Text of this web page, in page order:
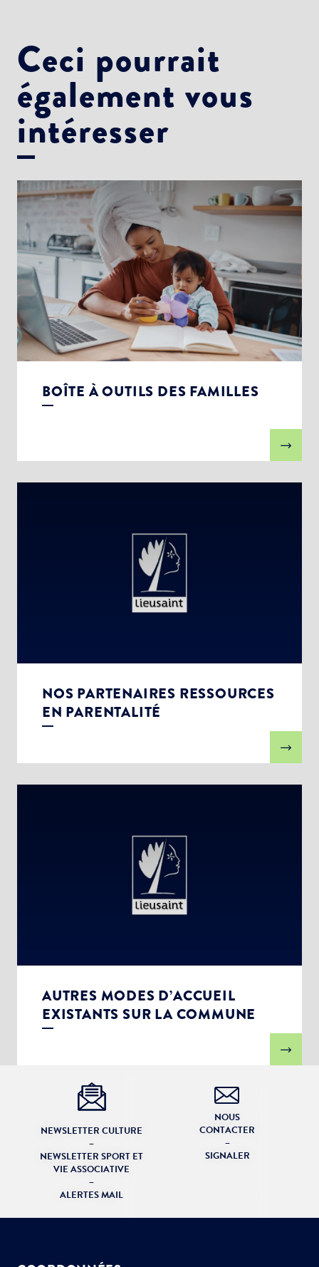
Ceci pourrait
également vous
intéresser
BOÎTE À OUTILS DES FAMILLES
NOS PARTENAIRES RESSOURCES
EN PARENTALITÉ
AUTRES MODES D’ACCUEIL
EXISTANTS SUR LA COMMUNE
NEWSLETTER CULTURE
–
NEWSLETTER SPORT ET
VIE ASSOCIATIVE
–
ALERTES MAIL
NOUS
CONTACTER
–
SIGNALER
Choisissez votre abonnement :
Alertes Mail
Newsletter Culture
Newsletter Sport et Vie associative